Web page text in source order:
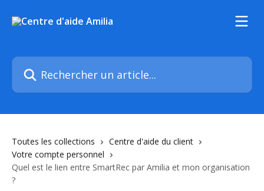
Rechercher un article...
Toutes les collections
Centre d'aide du client
Votre compte personnel
Quel est le lien entre SmartRec par Amilia et mon organisation
?